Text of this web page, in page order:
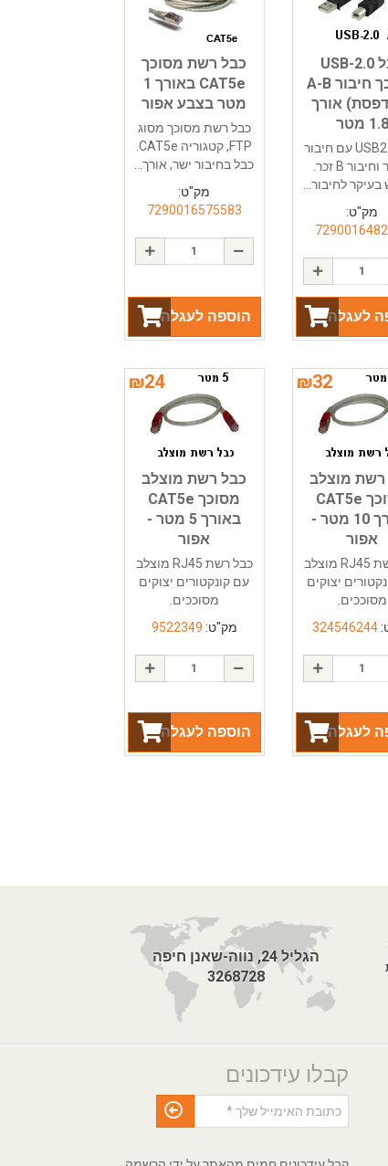
כבל USB-2.0
מסוכך חיבור A-B
אורך
1.8 מטר
כבל USB2.0 עם חיבור
A זכר וחיבור B זכר.
לחיבור...
מק"ט:
לעגלה
כבל רשת מסוכך
CAT5e באורך 1
מטר בצבע אפור
כבל רשת מסוכך מסוג
FTP, קטגוריה CAT5e.
כבל בחיבור ישר, אורך...
מק"ט:
7290016575583
הוספה לעגלה
₪32
רשת מוצלב
מסוכך CAT5e
באורך 10 מטר -
אפור
כבל רשת RJ45 מוצלב
יצוקים
מסוככים.
324546244
לעגלה
₪24
כבל רשת מוצלב
מסוכך CAT5e
באורך 5 מטר -
אפור
כבל רשת RJ45 מוצלב
עם קונקטורים יצוקים
מסוככים.
מק"ט: 9522349
הוספה לעגלה
הגליל 24, נווה-שאנן חיפה
3268728
קבלו עידכונים